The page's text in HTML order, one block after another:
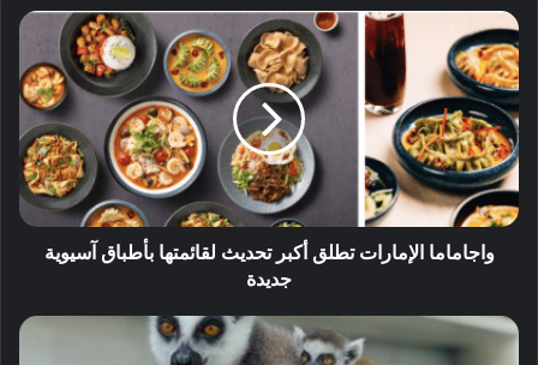
واجاماما الإمارات تطلق أكبر تحديث لقائمتها بأطباق آسيوية
جديدة